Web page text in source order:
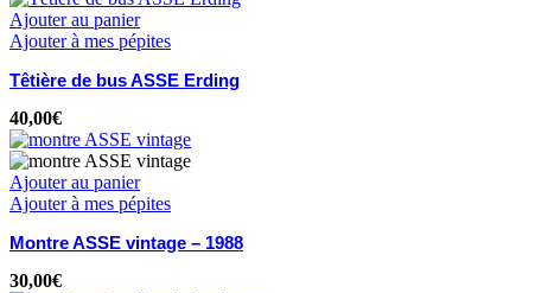
Ajouter au panier
Ajouter à mes pépites
Têtière de bus ASSE Erding
40,00€
Ajouter au panier
Ajouter à mes pépites
Montre ASSE vintage – 1988
30,00€